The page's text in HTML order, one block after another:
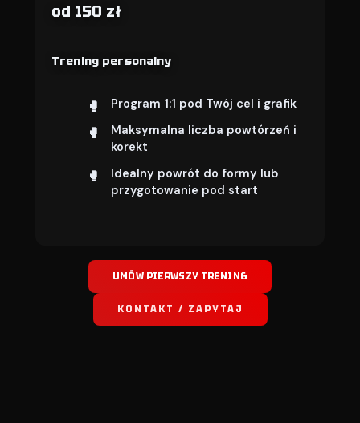
od 150 zł
Trening personalny
Program 1:1 pod Twój cel i grafik
Maksymalna liczba powtórzeń i
korekt
Idealny powrót do formy lub
przygotowanie pod start
UMÓW PIERWSZY TRENING
KONTAKT / ZAPYTAJ